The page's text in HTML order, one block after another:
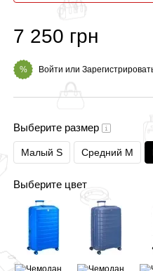
7 250 грн
% Войти или
Выберите размер
Малый S Средний M
Выберите цвет